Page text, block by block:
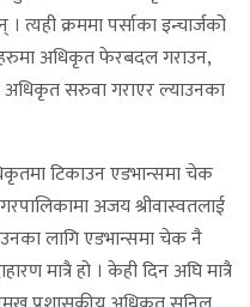
क्रममा पर्साका इन्चार्जको
अधिकृत फेरबदल गराउन,
सरुवा गराएर ल्याउनका
टिकाउन एडभान्समा चेक
अजय श्रीवास्वतलाई
लागि एडभान्समा चेक नै
मात्रै हो । केही दिन अघि मात्रै